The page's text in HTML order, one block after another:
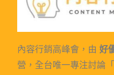
內容行銷高峰會，由 好
營，全台唯一專注討論